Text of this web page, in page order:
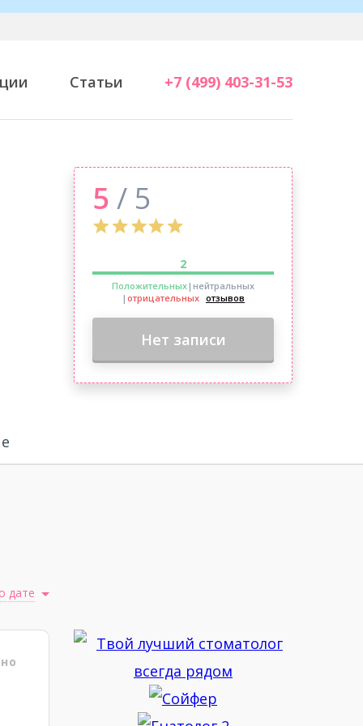
Статьи +7 (499) 403-31-53
5 / 5
2
Положительных|нейтральных
| отрицательных отзывов
Нет записи
дате